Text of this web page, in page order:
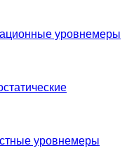
уровнемеры
уровнемеры